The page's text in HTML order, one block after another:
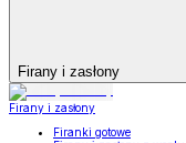
Firany i zasłony
Firany i zasłony
Firanki gotowe